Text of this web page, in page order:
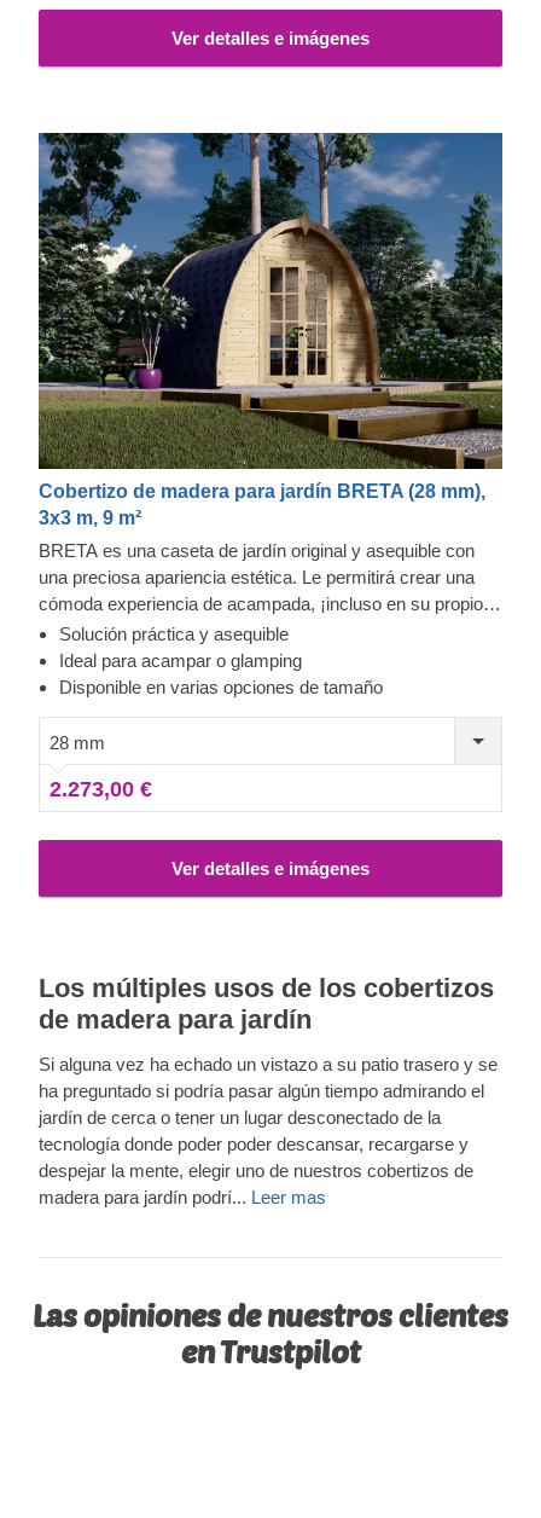
Ver detalles e imágenes
Cobertizo de madera para jardín BRETA (28 mm),
3x3 m, 9 m²
BRETA es una caseta de jardín original y asequible con
una preciosa apariencia estética. Le permitirá crear una
cómoda experiencia de acampada, ¡incluso en su propio
jardín! Transforme su espacio interior para convertirla en
una cómoda habitación de invitados, en una solución de
acampada o incluso en el lugar ideal para hacer glamping.
ser ideales también como base perfecta para su propio
negocio de acampada.
Solución práctica y asequible
Ideal para acampar o glamping
Disponible en varias opciones de tamaño
28 mm
2.273,00 €
Ver detalles e imágenes
Los múltiples usos de los cobertizos
de madera para jardín
Si alguna vez ha echado un vistazo a su patio trasero y se
ha preguntado si podría pasar algún tiempo admirando el
jardín de cerca o tener un lugar desconectado de la
tecnología donde poder poder descansar, recargarse y
despejar la mente, elegir uno de nuestros cobertizos de
madera para jardín podrí... Leer mas
Las opiniones de nuestros clientes
en Trustpilot